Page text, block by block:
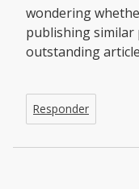
wondering
publishing similar
outstanding
Responder